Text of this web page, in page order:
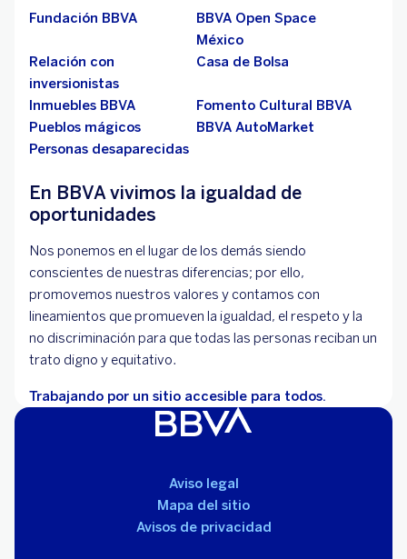
Fundación BBVA
BBVA Open Space
México
Relación con
inversionistas
Casa de Bolsa
Inmuebles BBVA
Fomento Cultural BBVA
Pueblos mágicos
BBVA AutoMarket
Personas desaparecidas
En BBVA vivimos la igualdad de
oportunidades
Nos ponemos en el lugar de los demás siendo
conscientes de nuestras diferencias; por ello,
promovemos nuestros valores y contamos con
lineamientos que promueven la igualdad, el respeto y la
no discriminación para que todas las personas reciban un
trato digno y equitativo.
Trabajando por un sitio accesible para todos.
Aviso legal
Mapa del sitio
Avisos de privacidad